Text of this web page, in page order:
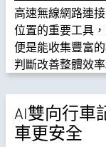
高速無線網路連
位置的重要工具
便是能收集豐富
判斷改善整體效
AI雙向行車
車更安全